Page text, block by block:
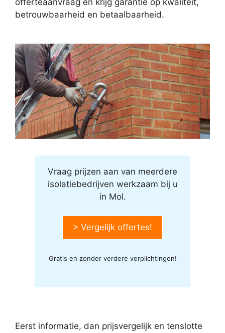
betrouwbaarheid en betaalbaarheid.
Vraag prijzen aan van meerdere
isolatiebedrijven werkzaam bij u
in Mol.
> Vergelijk offertes!
Gratis en zonder verdere verplichtingen!
Eerst informatie, dan prijsvergelijk en tenslotte